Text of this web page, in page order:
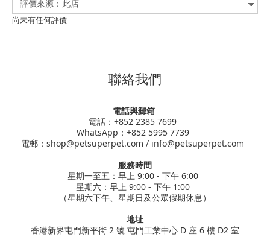
尚未有任何評價
聯絡我們
電話與郵箱
電話：+852 2385 7699
WhatsApp：+852 5995 7739
電郵：shop@petsuperpet.com / info@petsuperpet.com
服務時間
星期一至五：早上 9:00 - 下午 6:00
星期六：早上 9:00 - 下午 1:00
（星期六下午、星期日及公眾假期休息）
地址
香港新界屯門新平街 2 號 屯門工業中心 D 座 6 樓 D2 室